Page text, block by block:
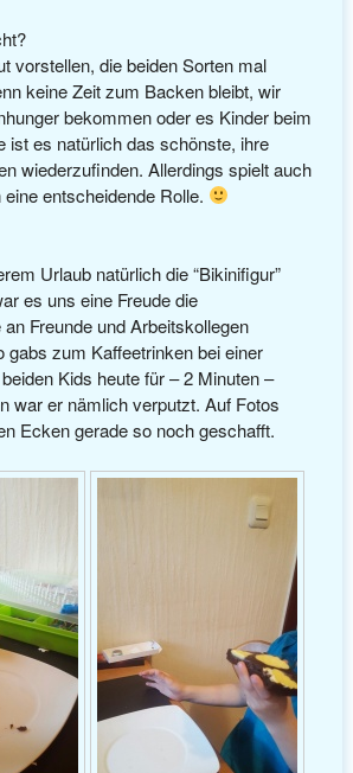
vorstellen, die beiden Sorten mal
keine Zeit zum Backen bleibt, wir
bekommen oder es Kinder beim
ist es natürlich das schönste, ihre
wiederzufinden. Allerdings spielt auch
entscheidende Rolle.
Urlaub natürlich die “Bikinifigur”
es uns eine Freude die
Freunde und Arbeitskollegen
gabs zum Kaffeetrinken bei einer
Kids heute für – 2 Minuten –
war er nämlich verputzt. Auf Fotos
Ecken gerade so noch geschafft.